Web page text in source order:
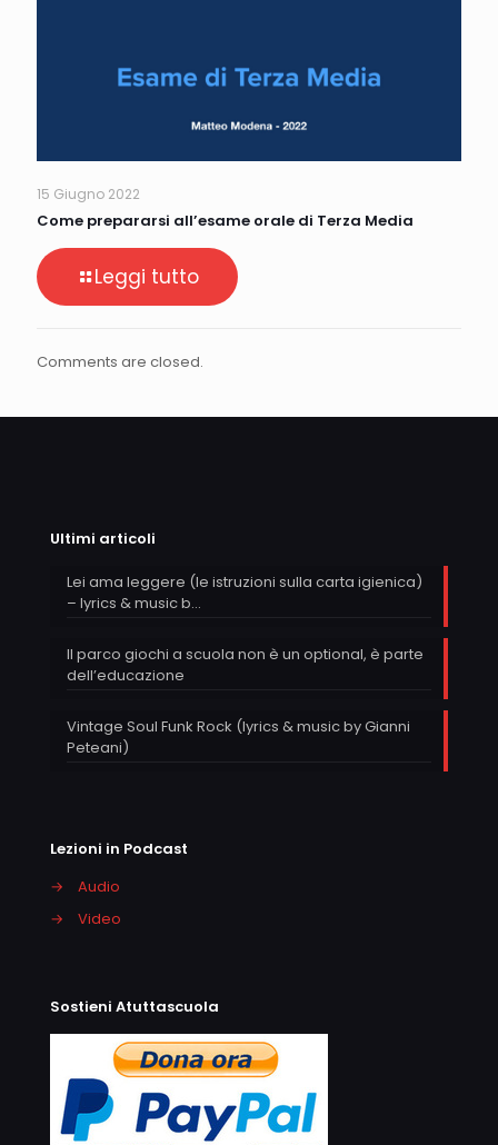
15 Giugno 2022
Come prepararsi all’esame orale di Terza Media
Leggi tutto
Comments are closed.
Ultimi articoli
Lei ama leggere (le istruzioni sulla carta igienica)
– lyrics & music b…
Il parco giochi a scuola non è un optional, è parte
dell’educazione
Vintage Soul Funk Rock (lyrics & music by Gianni
Peteani)
Lezioni in Podcast
→
Audio
→
Video
Sostieni Atuttascuola